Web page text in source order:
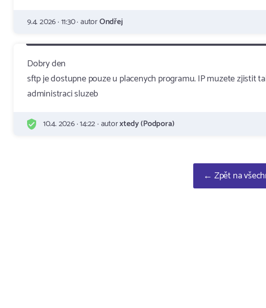
9.4. 2026 · 11:30 · autorOndřej
Dobry den
sftp je dostupne pouze u placenych programu. IP muzete zjistit
administraci sluzeb
10.4. 2026 · 14:22 · autorxtedy (Podpora)
← Zpět na